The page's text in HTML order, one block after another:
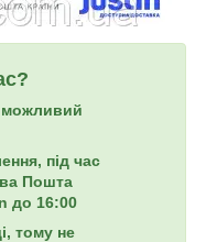
можливий
під час
Пошта
до 16:00
тому не